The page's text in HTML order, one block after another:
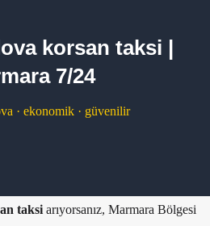
korsan taksi |
7/24
· ekonomik · güvenilir
taksi arıyorsanız, Marmara Bölgesi